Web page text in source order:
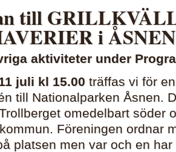
till
i ÅSNEN
aktiviteter under
juli kl 15.00 träffas vi för
till Nationalparken Åsnen.
omedelbart söder
Föreningen ordnar
platsen men var och en